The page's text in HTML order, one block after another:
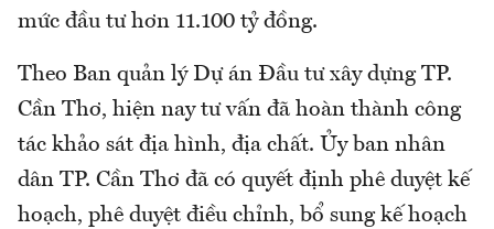
mức đầu tư hơn 11.100 tỷ đồng.
Theo Ban quản lý Dự án Đầu tư xây dựng TP.
Cần Thơ, hiện nay tư vấn đã hoàn thành công
tác khảo sát địa hình, địa chất. Ủy ban nhân
dân TP. Cần Thơ đã có quyết định phê duyệt kế
hoạch, phê duyệt điều chỉnh, bổ sung kế hoạch